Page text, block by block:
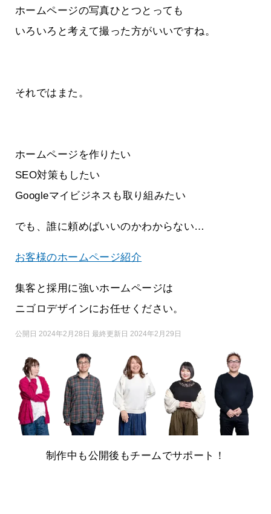
ホームページの写真ひとつとっても
いろいろと考えて撮った方がいいですね。
それではまた。
ホームページを作りたい
SEO対策もしたい
Googleマイビジネスも取り組みたい
でも、誰に頼めばいいのかわからない…
お客様のホームページ紹介
集客と採用に強いホームページは
ニゴロデザインにお任せください。
公開日 2024年2月28日 最終更新日 2024年2月29日
制作中も公開後もチームでサポート！